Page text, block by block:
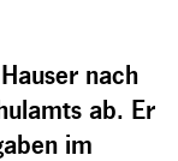
nach
ab. Er
im